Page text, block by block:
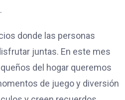
donde las personas
juntas. En este mes
del hogar queremos
de juego y diversión